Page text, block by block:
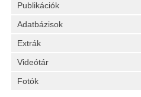
Publikációk
Adatbázisok
Extrák
Videótár
Fotók